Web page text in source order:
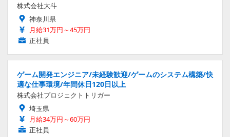
株式会社大斗
神奈川県
月給31万円～45万円
正社員
ゲーム開発エンジニア/未経験歓迎/ゲームのシステム構築/快
適な仕事環境/年間休日120日以上
株式会社プロジェクトトリガー
埼玉県
月給34万円～60万円
正社員